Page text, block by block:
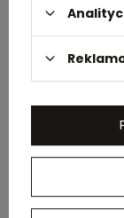
Wymiary
kartonu
kartonu